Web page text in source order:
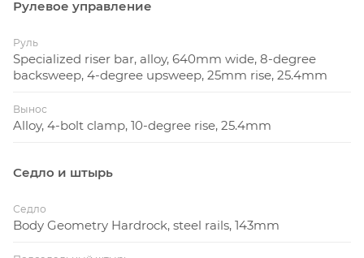
Рулевое управление
Руль
Specialized riser bar, alloy, 640mm wide, 8-degree
backsweep, 4-degree upsweep, 25mm rise, 25.4mm
Вынос
Alloy, 4-bolt clamp, 10-degree rise, 25.4mm
Седло и штырь
Седло
Body Geometry Hardrock, steel rails, 143mm